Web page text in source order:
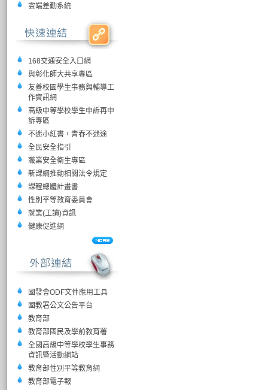
雲端差勤系統
168交通安全入口網
與彰化師大共享專區
友善校園學生事務與輔導工
作資訊網
高級中等學校學生申訴再申
訴專區
不迷小紅書，青春不迷途
全民安全指引
職業安全衛生專區
新課綱推動相關法令規定
課程總體計畫書
性別平等教育委員會
就業(工讀)資訊
健康促進網
國發會ODF文件應用工具
國教署公文公告平台
教育部
教育部國民及學前教育署
全國高級中等學校學生事務
資訊暨活動網站
教育部性別平等教育網
教育部電子報